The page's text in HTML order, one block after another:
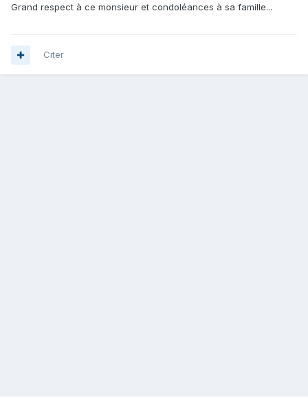
Grand respect à ce monsieur et condoléances à sa famille...
Citer